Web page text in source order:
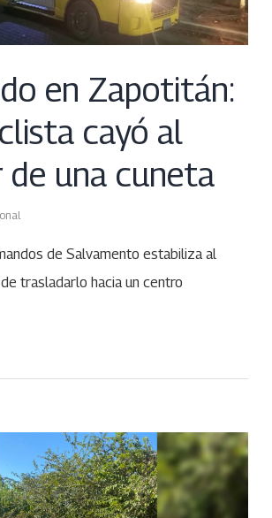
en Zapotitán:
cayó al
una cuneta
de Salvamento estabiliza al
trasladarlo hacia un centro